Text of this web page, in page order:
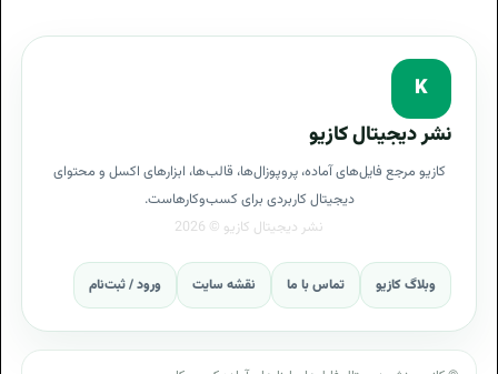
K
نشر دیجیتال کازیو
کازیو مرجع فایل‌های آماده، پروپوزال‌ها، قالب‌ها، ابزارهای اکسل و محتوای
دیجیتال کاربردی برای کسب‌وکارهاست.
وبلاگ کازیو تماس با ما نقشه سایت ورود / ثبت‌نام